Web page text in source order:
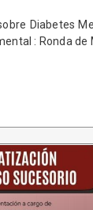
Diabetes
: Ronda de